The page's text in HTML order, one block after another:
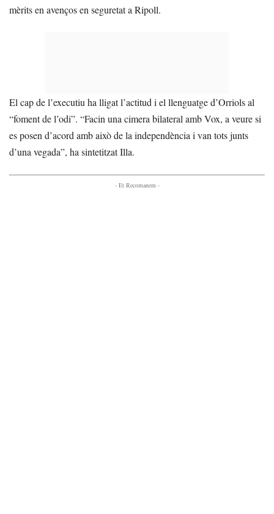
mèrits en avenços en seguretat a Ripoll.
El cap de l’executiu ha lligat l’actitud i el llenguatge d’Orriols al
“foment de l’odi”. “Facin una cimera bilateral amb Vox, a veure si
es posen d’acord amb això de la independència i van tots junts
d’una vegada”, ha sintetitzat Illa.
- Et Recomanem -